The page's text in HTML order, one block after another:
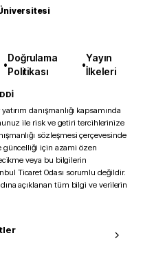
•
Doğrulama
Politikası
•
Yayın
İlkeleri
danışmanlığı kapsamında
ile risk ve getiri tercihlerinize
sözleşmesi çerçevesinde
güncelliği için azami özen
veya bu bilgilerin
Ticaret Odası sorumlu değildir.
açıklanan tüm bilgi ve verilerin